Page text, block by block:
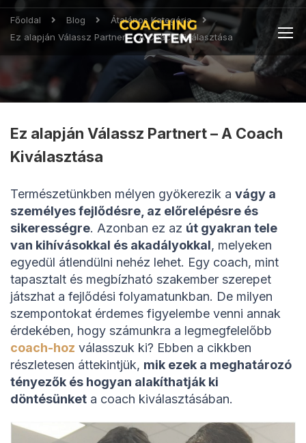
Főoldal Blog
Átalános Kategória
Ez alapján Válassz Partnert – A Coach Kiválasztása
Ez alapján Válassz Partnert – A Coach
Kiválasztása
Természetünkben mélyen gyökerezik a vágy a
személyes fejlődésre, az előrelépésre és
sikerességre. Azonban ez az út gyakran tele
van kihívásokkal és akadályokkal, melyeken
egyedül átlendülni nehéz lehet. Egy coach, mint
tapasztalt és megbízható szakember szerepet
játszhat a fejlődési folyamatunkban. De milyen
szempontokat érdemes figyelembe venni annak
érdekében, hogy számunkra a legmegfelelőbb
coach-hoz válasszuk ki? Ebben a cikkben
részletesen áttekintjük, mik ezek a meghatározó
tényezők és hogyan alakíthatják ki
döntésünket a coach kiválasztásában.